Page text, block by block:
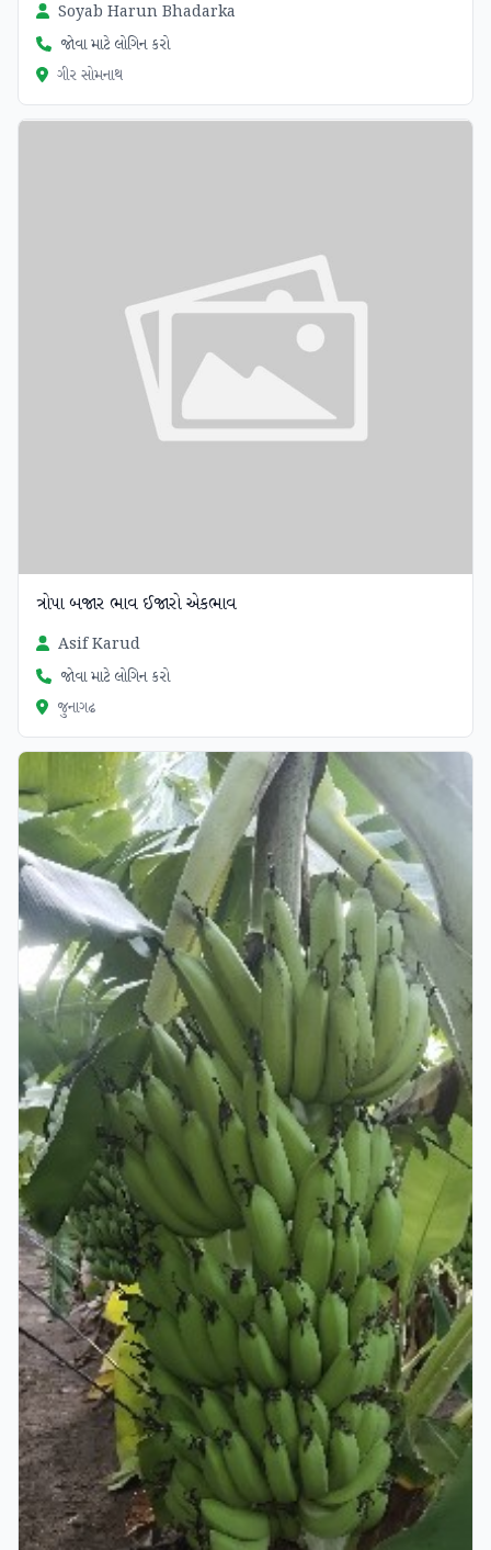
Soyab Harun Bhadarka
જોવા માટે લોગિન કરો
ગીર સોમનાથ
ત્રોપા બજાર ભાવ ઈજારો એકભાવ
Asif Karud
જોવા માટે લોગિન કરો
જુનાગઢ